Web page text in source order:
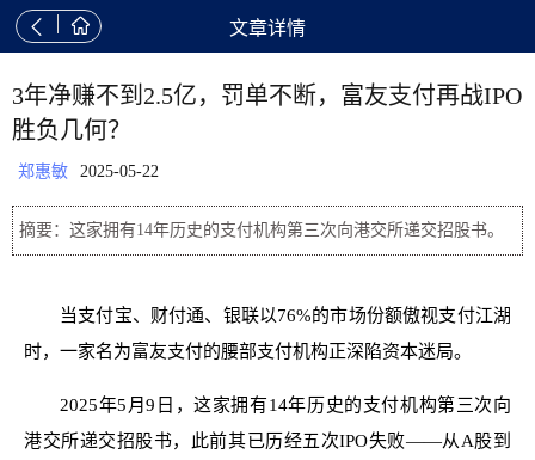
  文章详情
3年净赚不到2.5亿，罚单不断，富友支付再战IPO
胜负几何？
郑惠敏 2025-05-22
摘要：这家拥有14年历史的支付机构第三次向港交所递交招股书。
当支付宝、财付通、银联以76%的市场份额傲视支付江湖
时，一家名为富友支付的腰部支付机构正深陷资本迷局。
2025年5月9日，这家拥有14年历史的支付机构第三次向
港交所递交招股书，此前其已历经五次IPO失败——从A股到